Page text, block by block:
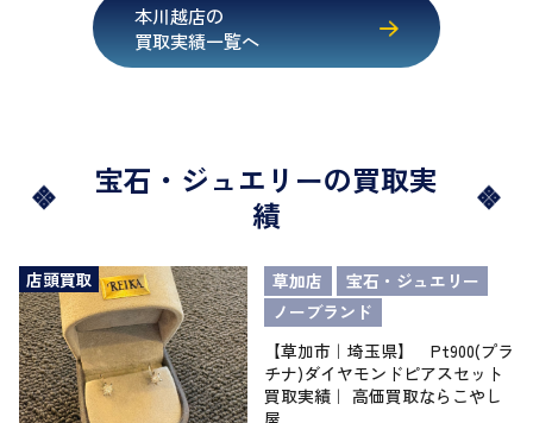
本川越店の
買取実績一覧へ
宝石・ジュエリーの買取実
績
店頭買取 草加店
宝石・ジュエリー
ノーブランド
【草加市｜埼玉県】 Pt900(プラ
チナ)ダイヤモンドピアスセット
買取実績｜ 高価買取ならこやし
屋